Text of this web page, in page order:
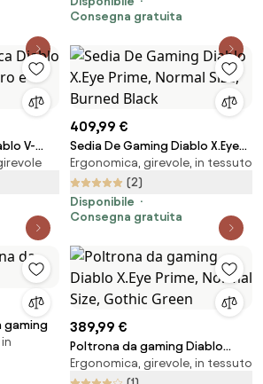
Consegna gratuita
V-
409,99 €
Sedia De Gaming Diablo X.Eye
Prime, Normal Size, Burned Black
Ergonomica, girevole, in tessuto
(2)
Disponibile
Consegna gratuita
gaming
389,99 €
Poltrona da gaming Diablo
X.Eye Prime, Normal Size, Gothic
Ergonomica, girevole, in tessuto